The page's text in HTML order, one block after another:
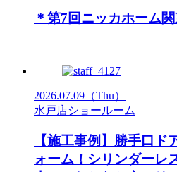
＊第7回ニッカホーム
2026.07.09 （Thu）
水戸店ショールーム
【施工事例】勝手口ド
ォーム！シリンダーレ